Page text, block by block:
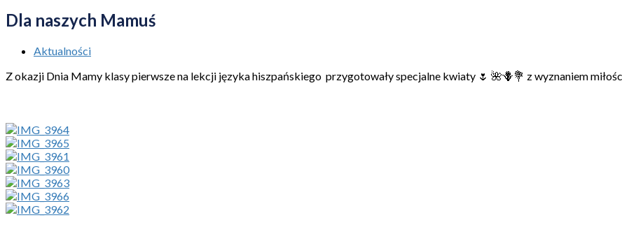
Dla naszych Mamuś
Aktualności
Z okazji Dnia Mamy klasy pierwsze na lekcji języka hiszpańskiego przygotowały specjalne kwiaty 🌷 🌺🪻💐 z wyznaniem